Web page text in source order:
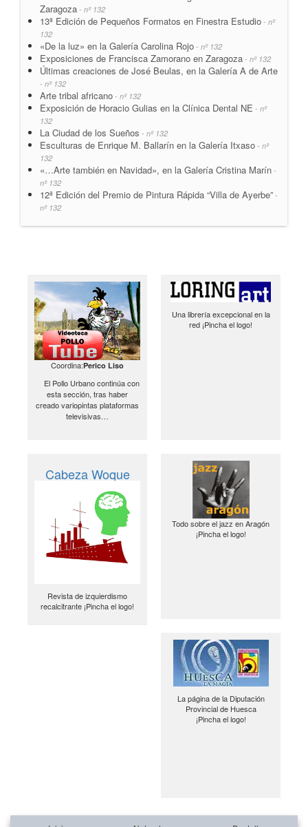
Zaragoza - nº 132
13ª Edición de Pequeños Formatos en Finestra Estudio - nº
132
«De la luz» en la Galería Carolina Rojo - nº 132
Exposiciones de Francisca Zamorano en Zaragoza - nº 132
Últimas creaciones de José Beulas, en la Galería A de Arte
- nº 132
Arte tribal africano - nº 132
Exposición de Horacio Gulias en la Clínica Dental NE - nº
132
La Ciudad de los Sueños - nº 132
Esculturas de Enrique M. Ballarín en la Galería Itxaso - nº
132
«…Arte también en Navidad», en la Galería Cristina Marín -
nº 132
12ª Edición del Premio de Pintura Rápida “Villa de Ayerbe” -
nº 132
Coordina:Perico Liso
El Pollo Urbano continúa con
esta sección, tras haber
creado variopintas plataformas
televisivas…
Una librería excepcional en la
red ¡Pincha el logo!
Cabeza Woque
Revista de izquierdismo
recalcitrante ¡Pincha el logo!
Todo sobre el jazz en Aragón
¡Pincha el logo!
La página de la Diputación
Provincial de Huesca
¡Pincha el logo!